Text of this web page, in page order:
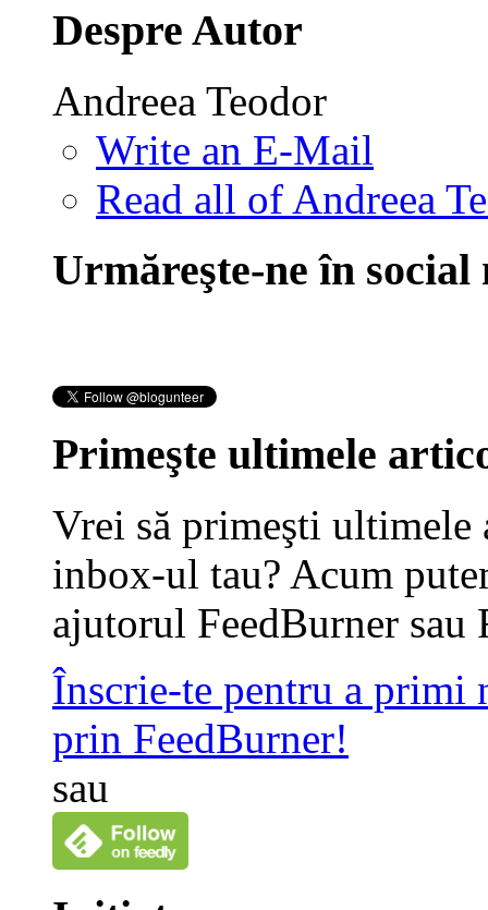
Despre Autor
Andreea Teodor
Write an E-Mail
Read all of Andreea
Urmăreşte-ne în social
Primeşte ultimele
Vrei să primeşti
inbox-ul tau? Acum
ajutorul FeedBurner sau
Înscrie-te pentru a primi
prin FeedBurner!
sau